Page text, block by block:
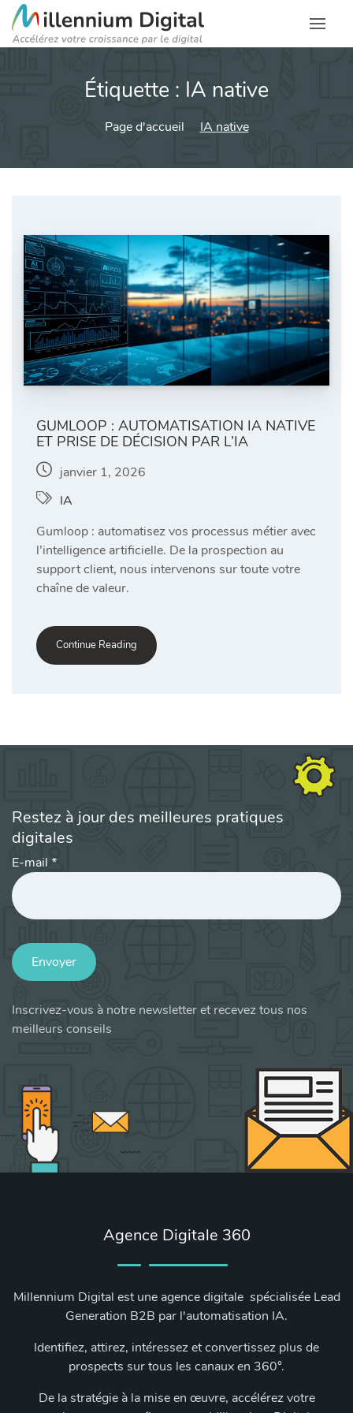
Étiquette : IA native
Page d'accueil IA native
GUMLOOP : AUTOMATISATION IA NATIVE
ET PRISE DE DÉCISION PAR L’IA
janvier 1, 2026
IA
Gumloop : automatisez vos processus métier avec
l’intelligence artificielle. De la prospection au
support client, nous intervenons sur toute votre
chaîne de valeur.
Continue Reading
Restez à jour des meilleures pratiques
digitales
E-mail *
Envoyer
Inscrivez-vous à notre newsletter et recevez tous nos
meilleurs conseils
Agence Digitale 360
Millennium Digital est une agence digitale spécialisée Lead
Generation B2B par l'automatisation IA.
Identifiez, attirez, intéressez et convertissez plus de
prospects sur tous les canaux en 360°.
De la stratégie à la mise en œuvre, accélérez votre